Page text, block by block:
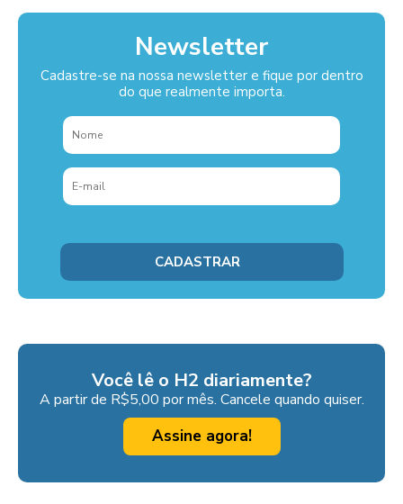
Newsletter
Cadastre-se na nossa newsletter e fique por dentro
do que realmente importa.
Você lê o H2 diariamente?
A partir de R$5,00 por mês. Cancele quando quiser.
Assine agora!